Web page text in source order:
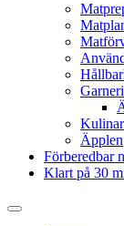
Äpplen
Förberedbar
Klart på 30
Slå